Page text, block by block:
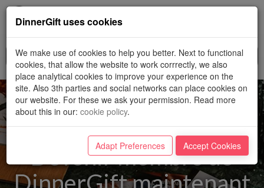
Devenir membre de
DinnerGift uses cookies
We make use of cookies to help you better. Next to functional
cookies, that allow the website to work corrrectly, we also
place analytical cookies to improve your experience on the
site. Also 3th parties and social networks can place cookies on
our website. For these we ask your permission. Read more
about this in our: cookie policy.
Adapt Preferences Accept Cookies